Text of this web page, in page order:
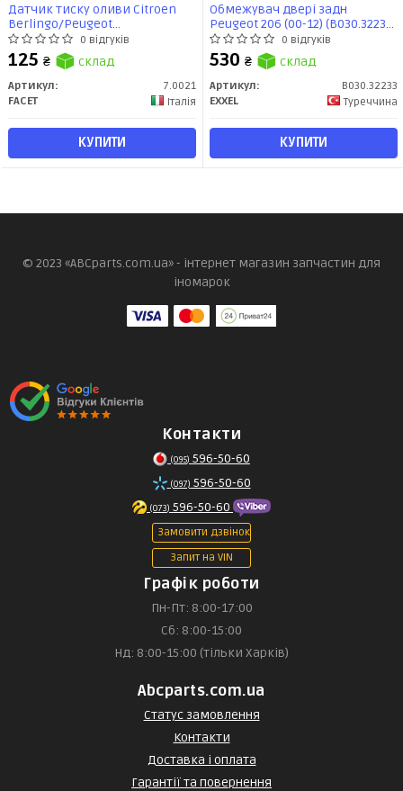
Датчик тиску оливи Citroen
Berlingo/Peugeot
205/306/309/405 0.9-2.5 80-
(7.0021) Facet
0 відгуків
125 ₴ склад
Артикул:
7.0021
FACET
Італія
КУПИТИ
Обмежувач двері задн
Peugeot 206 (00-12) (B030.32233)
EXXEL
0 відгуків
530 ₴ склад
Артикул:
B030.32233
EXXEL
Туреччина
КУПИТИ
© 2023 «ABCparts.com.ua» - інтернет магазин запчастин для
іномарок
Контакти
(095) 596-50-60
(097) 596-50-60
(073) 596-50-60
Замовити дзвінок
Запит на VIN
Графік роботи
Пн-Пт: 8:00-17:00
Сб: 8:00-15:00
Нд: 8:00-15:00 (тільки Харків)
Abcparts.com.ua
Статус замовлення
Контакти
Доставка і оплата
Гарантії та повернення